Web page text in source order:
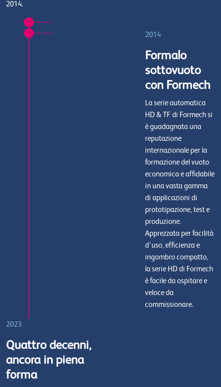
2014.
2014
Formalo
sottovuoto
con Formech
La serie automatica
HD & TF di Formech si
è guadagnata una
reputazione
internazionale per la
formazione del vuoto
economica e affidabile
in una vasta gamma
di applicazioni di
prototipazione, test e
produzione.
Apprezzata per facilità
d'uso, efficienza e
ingombro compatto,
la serie HD di Formech
è facile da ospitare e
veloce da
commissionare.
2023
Quattro decenni,
ancora in piena
forma